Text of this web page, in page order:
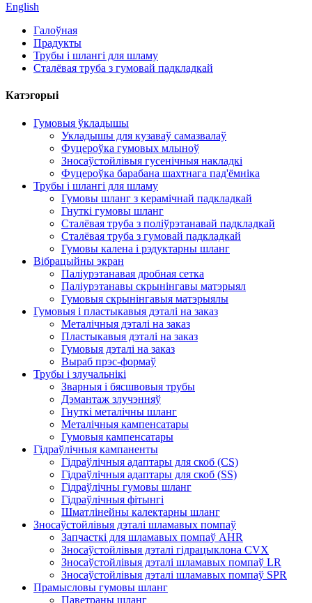
English
Галоўная
Прадукты
Трубы і шлангі для шламу
Сталёвая труба з гумовай падкладкай
Катэгорыі
Гумовыя ўкладышы
Укладышы для кузаваў самазвалаў
Фуцероўка гумовых млыноў
Зносаўстойлівыя гусенічныя накладкі
Фуцероўка барабана шахтнага пад'ёмніка
Трубы і шлангі для шламу
Гумовы шланг з керамічнай падкладкай
Гнуткі гумовы шланг
Сталёвая труба з поліўрэтанавай падкладкай
Сталёвая труба з гумовай падкладкай
Гумовы калена і рэдуктарны шланг
Вібрацыйны экран
Паліурэтанавая дробная сетка
Паліурэтанавы скрынінгавы матэрыял
Гумовыя скрынінгавыя матэрыялы
Гумовыя і пластыкавыя дэталі на заказ
Металічныя дэталі на заказ
Пластыкавыя дэталі на заказ
Гумовыя дэталі на заказ
Выраб прэс-формаў
Трубы і злучальнікі
Зварныя і бясшвовыя трубы
Дэмантаж злучэнняў
Гнуткі металічны шланг
Металічныя кампенсатары
Гумовыя кампенсатары
Гідраўлічныя кампаненты
Гідраўлічныя адаптары для скоб (CS)
Гідраўлічныя адаптары для скоб (SS)
Гідраўлічны гумовы шланг
Гідраўлічныя фітынгі
Шматлінейны калектарны шланг
Зносаўстойлівыя дэталі шламавых помпаў
Запчасткі для шламавых помпаў AHR
Зносаўстойлівыя дэталі гідрацыклона CVX
Зносаўстойлівыя дэталі шламавых помпаў LR
Зносаўстойлівыя дэталі шламавых помпаў SPR
Прамысловы гумовы шланг
Паветраны шланг